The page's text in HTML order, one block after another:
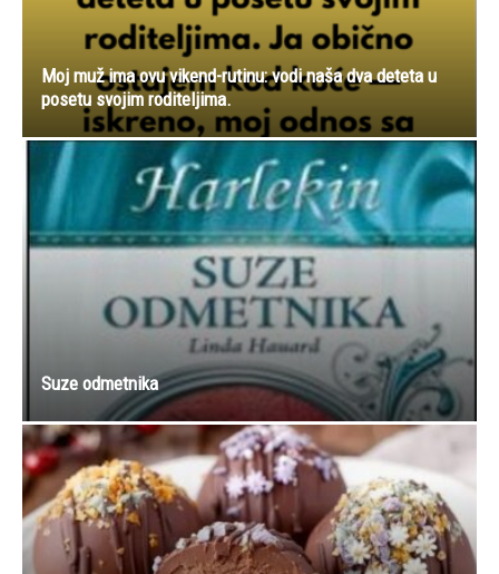
Moj muž ima ovu vikend-rutinu: vodi naša dva deteta u
posetu svojim roditeljima.
Suze odmetnika